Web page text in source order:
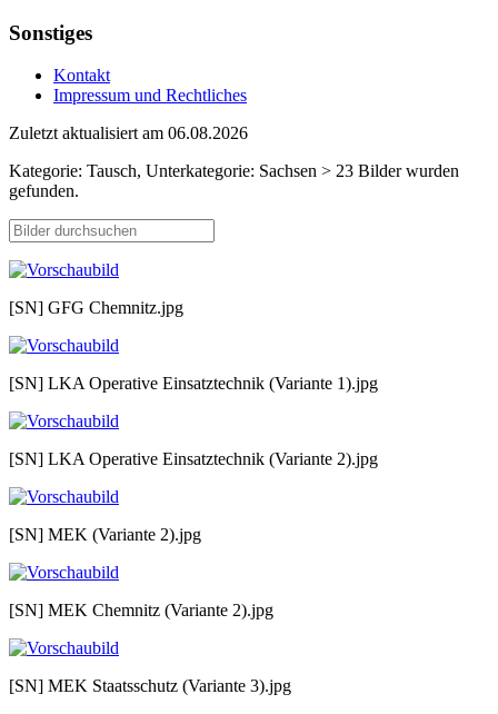
Sonstiges
Kontakt
Impressum und Rechtliches
Zuletzt aktualisiert am 06.08.2026
Kategorie: Tausch, Unterkategorie: Sachsen > 23 Bilder wurden
gefunden.
[SN] GFG Chemnitz.jpg
[SN] LKA Operative Einsatztechnik (Variante 1).jpg
[SN] LKA Operative Einsatztechnik (Variante 2).jpg
[SN] MEK (Variante 2).jpg
[SN] MEK Chemnitz (Variante 2).jpg
[SN] MEK Staatsschutz (Variante 3).jpg